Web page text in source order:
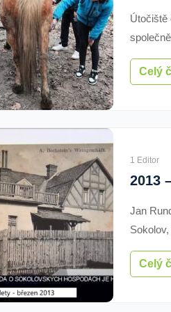
Útočiště
Celý
1 Editor
Jan
se
Celý